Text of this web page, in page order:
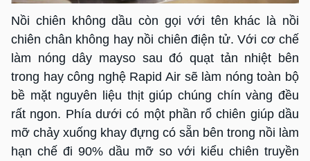
Nồi chiên không dầu còn gọi với tên khác là nồi
chiên chân không hay nồi chiên điện tử. Với cơ chế
làm nóng dây mayso sau đó quạt tản nhiệt bên
trong hay công nghệ Rapid Air sẽ làm nóng toàn bộ
bề mặt nguyên liệu thịt giúp chúng chín vàng đều
rất ngon. Phía dưới có một phần rổ chiên giúp dầu
mỡ chảy xuống khay đựng có sẵn bên trong nồi làm
hạn chế đi 90% dầu mỡ so với kiểu chiên truyền